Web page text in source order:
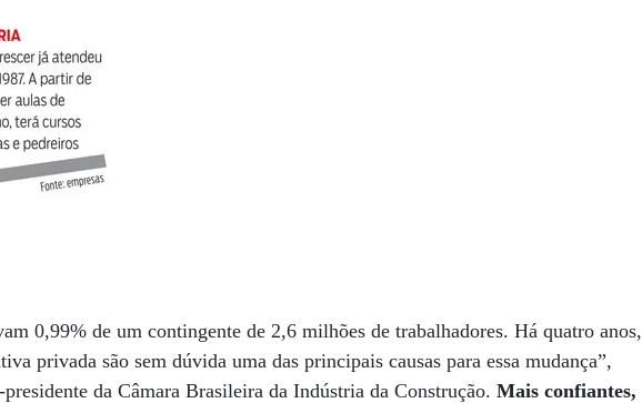
0,99% de um contingente de 2,6 milhões de trabalhadores. Há quatro anos,
privada são sem dúvida uma das principais causas para essa mudança”,
da Câmara Brasileira da Indústria da Construção.Mais confiantes,